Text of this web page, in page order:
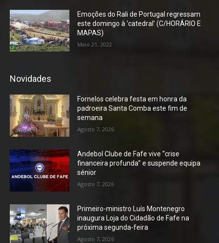
Emoções do Rali de Portugal regressam
este domingo à ‘catedral’ (C/HORÁRIO E
MAPAS)
Maio 21, 2022
Novidades
Fornelos celebra festa em honra da
padroeira Santa Comba este fim de
semana
Agosto 7, 2026
Andebol Clube de Fafe vive “crise
financeira profunda” e suspende equipa
sénior
Agosto 7, 2026
Primeiro-ministro Luís Montenegro
inaugura Loja do Cidadão de Fafe na
próxima segunda-feira
Agosto 7, 2026